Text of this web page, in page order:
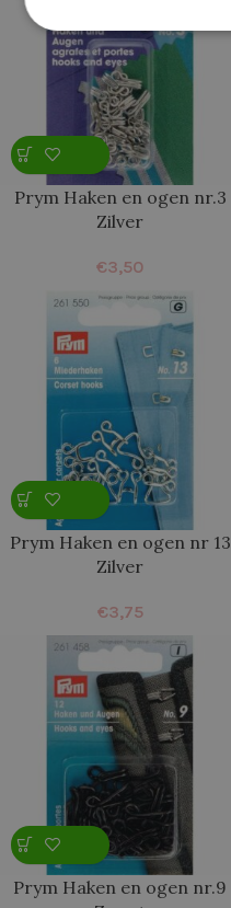
Prym Haken en ogen nr.3
Zilver
€3,50
Prym Haken en ogen nr 13
Zilver
€3,75
Prym Haken en ogen nr.9